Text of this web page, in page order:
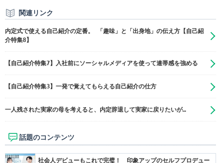
関連リンク
内定式で使える自己紹介の定番。 「趣味」と「出身地」の伝え方【自己紹
介特集8】
【自己紹介特集7】入社前にソーシャルメディアを使って連帯感を強める
【自己紹介特集3】一発で覚えてもらえる自己紹介の仕方
一人残された実家の母を考えると、内定辞退して実家に戻りたいが…
話題のコンテンツ
社会人デビューもこれで完璧！ 印象アップのセルフプロデュー